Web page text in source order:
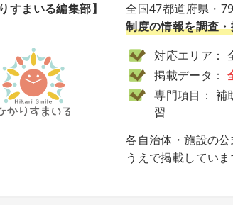
すまいる編集部】 全国47都道府県・
制度の情報を調査
対応エリア：
掲載データ：
専門項目： 補
習
各自治体・施設の
うえで掲載していま